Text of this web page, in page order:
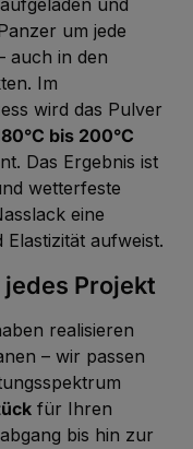
und
um jede
auch in den
Im
wird das Pulver
bis 200°C
Das Ergebnis ist
wetterfeste
eine
aufweist.
Projekt
realisieren
– wir passen
für Ihren
bis hin zur